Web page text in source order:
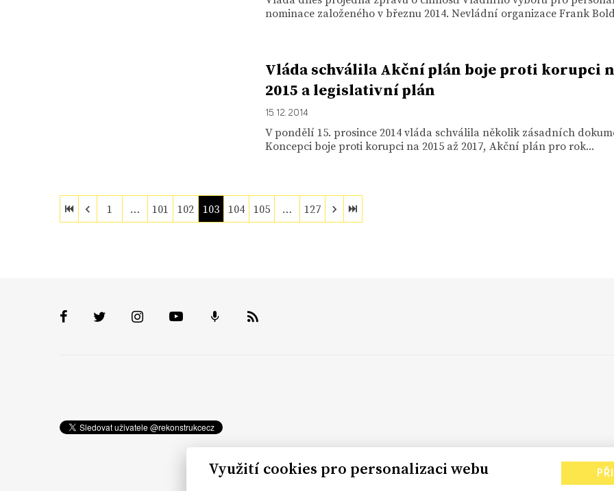
nominace založeného v březnu 2014. Nevládní organizace Frank
Vláda schválila Akční plán boje proti korupci
2015 a legislativní plán
15. 12. 2014
V pondělí 15. prosince 2014 vláda schválila několik zásadních
Koncepci boje proti korupci na 2015 až 2017, Akční plán pro rok...
1 … 101 102 103 104 105 … 127
Využití cookies pro personalizaci webu